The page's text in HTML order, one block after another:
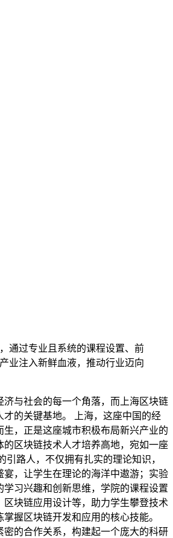
通过专业且系统的课程设置、前
业注入新鲜血液，推动行业迈向
与社会的每一个角落，而上海区块链
的关键基地。 上海，这座中国的经
，正是这座城市积极布局新兴产业的
区块链技术人才培养高地，宛如一座
路人，不仅拥有扎实的理论知识，
，让学生在理论的海洋中遨游；实验
习兴趣和创新思维，学院的课程设置
块链应用设计等，助力学生攀登技术
握区块链开发和应用的核心技能。
的合作关系，构建起一个庞大的科研